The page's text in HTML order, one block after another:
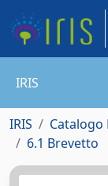
IRIS
IRIS Catalogo
6.1 Brevetto